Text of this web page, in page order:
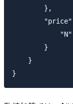
        },
        }
    }